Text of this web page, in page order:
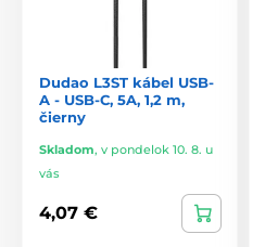
Dudao L3ST kábel USB-
A - USB-C, 5A, 1,2 m,
čierny
Skladom, v pondelok 10. 8. u
vás
4,07 €